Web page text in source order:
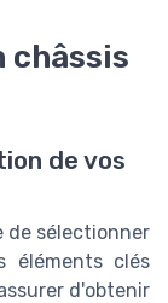
châssis
de vos
de sélectionner
éléments clés
d'obtenir